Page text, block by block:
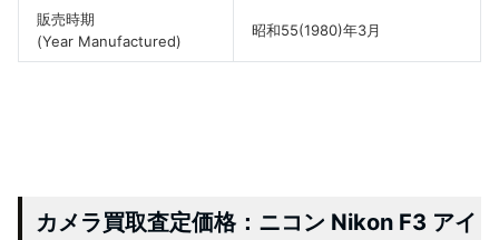
販売時期
(Year Manufactured)
昭和55(1980)年3月
カメラ買取査定価格：ニコン Nikon F3 アイ